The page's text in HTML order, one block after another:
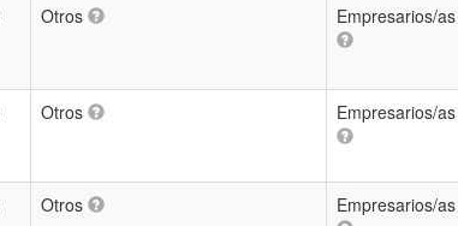
Otros Empresarios/as
Otros Empresarios/as
Otros Empresarios/as